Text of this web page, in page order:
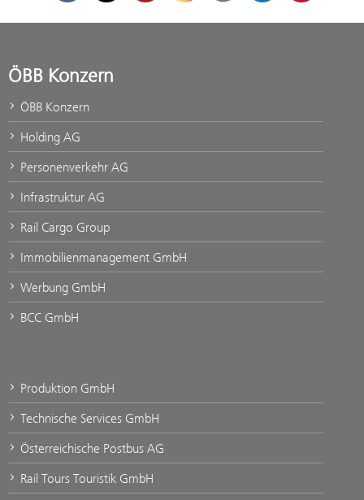
ÖBB Konzern
ÖBB Konzern
Holding AG
Personenverkehr AG
Infrastruktur AG
Rail Cargo Group
Immobilienmanagement GmbH
Werbung GmbH
BCC GmbH
Produktion GmbH
Technische Services GmbH
Österreichische Postbus AG
Rail Tours Touristik GmbH